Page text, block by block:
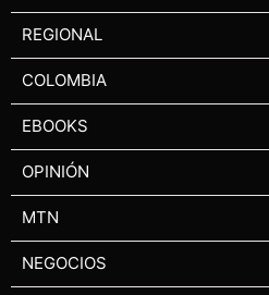
REGIONAL
COLOMBIA
EBOOKS
OPINIÓN
MTN
NEGOCIOS